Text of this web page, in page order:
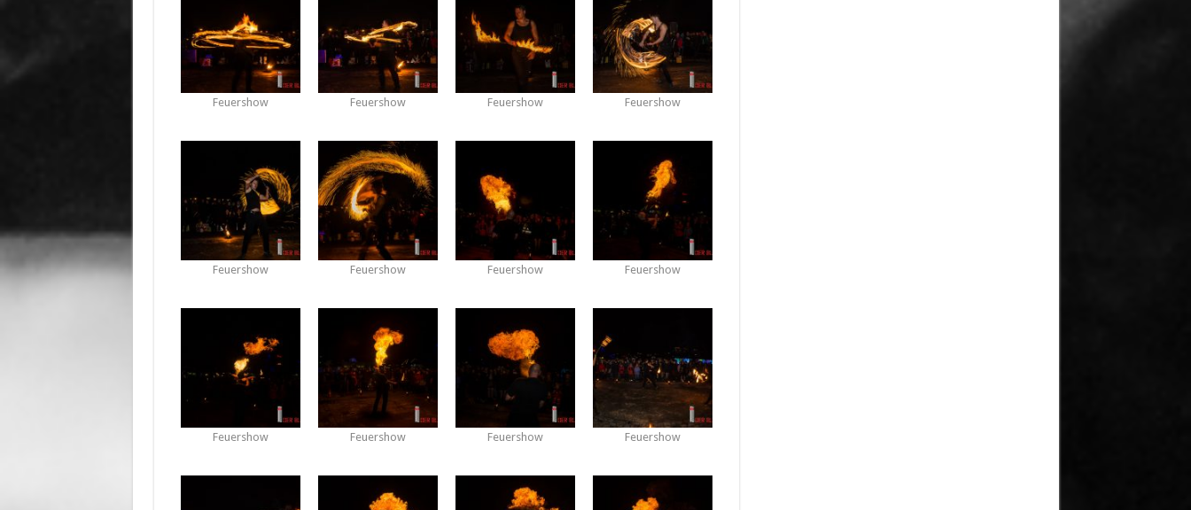
Feuershow Feuershow Feuershow Feuershow
Feuershow Feuershow Feuershow Feuershow
Feuershow Feuershow Feuershow Feuershow